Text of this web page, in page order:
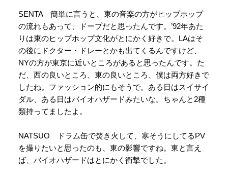
SENTA 簡単に言うと、東の音楽の方がヒップホップ
の流れもあって、ドープだと思ったんです。’92年あた
りは東のヒップホップ文化がとにかく好きで。LAはそ
の後にドクター・ドレーとかも出てくるんですけど、
NYの方が東京に近いところがあると思ったんです。た
だ、西の良いところ、東の良いところ、僕は両方好きで
したね。ファッション的にもそうで。ある日はスイサイ
ダル、ある日はバイオハザードみたいな。ちゃんと2種
類持ってましたよ。
NATSUO ドラム缶で焚き火して、寒そうにしてるPV
を撮りたいと思ったのも、東の影響ですね。東と言え
ば、バイオハザードはとにかく衝撃でした。